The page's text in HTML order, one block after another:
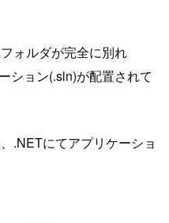
ォルダが完全に別れ
ション(.sln)が配置されて
.NETにてアプリケーショ